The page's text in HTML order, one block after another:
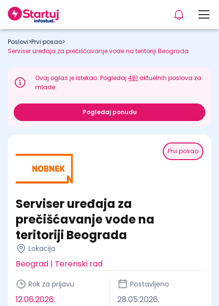
Poslovi>Prvi posao>
Serviser uređaja za prečišćavanje vode na teritoriji Beograda
Ovaj oglas je istekao. Pogledaj481 aktuelnih poslova za
mlade.
Pogledaj ponudu
Prvi posao
Serviser uređaja za
prečišćavanje vode na
teritoriji Beograda
Lokacija
Beograd | Terenski rad
Rok za prijavu
12.06.2026.
Postavljeno
28.05.2026.